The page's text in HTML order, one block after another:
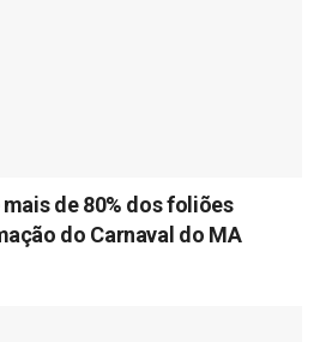
de 80% dos foliões
do Carnaval do MA